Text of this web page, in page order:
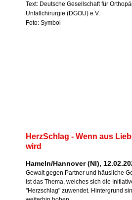
Text: Deutsche Gesellschaft für
Unfallchirurgie (DGOU) e.V.
Foto: Symbol
HerzSchlag - Wenn aus
wird
Hameln/Hannover (NI),
Gewalt gegen Partner und häusliche
ist das Thema, welches sich die
"Herzschlag" zuwendet. Hintergrund